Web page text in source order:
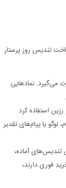
تندیس روز پرستار
می‌گیرد. نمادهایی
استفاده کرد.
یا پیام‌های تقدیر
تندیس‌های آماده،
فوری دارند،